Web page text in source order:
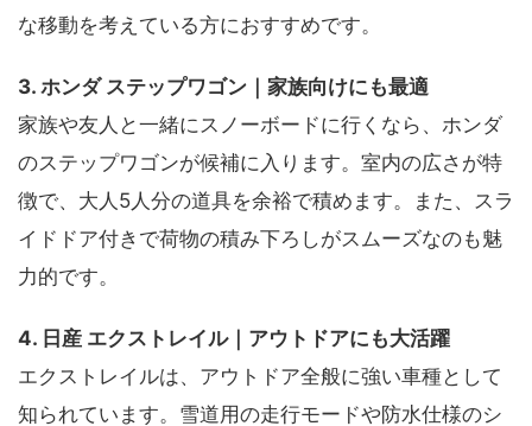
な移動を考えている方におすすめです。
3. ホンダ ステップワゴン｜家族向けにも最適
家族や友人と一緒にスノーボードに行くなら、ホンダ
のステップワゴンが候補に入ります。室内の広さが特
徴で、大人5人分の道具を余裕で積めます。また、スラ
イドドア付きで荷物の積み下ろしがスムーズなのも魅
力的です。
4. 日産 エクストレイル｜アウトドアにも大活躍
エクストレイルは、アウトドア全般に強い車種として
知られています。雪道用の走行モードや防水仕様のシ